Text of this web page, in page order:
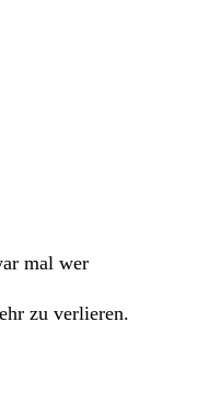
mal wer
zu verlieren.